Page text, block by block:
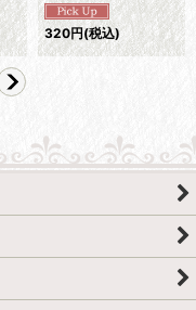
320円(税込)